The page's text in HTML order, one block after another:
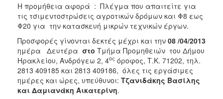
ΑΝΘΕΚΤΙΚΗ
ΠΟΛΗ
Η προμήθεια αφορά : Πλέγμα που απαιτείτε για
τις τσιμεντοστρώσεις αγροτικών δρόμων και Φ8 εως
Φ20 για την κατασκευή μικρών τεχνικών έργων.
Προσφορές γίνονται δεκτές μέχρι και την 08 /04/2013
ημέρα Δευτέρα στο Τμήμα Προμηθειών του Δήμου
Ηρακλείου, Ανδρόγεω 2, 4ος όροφος, Τ.Κ. 71202, τηλ.
2813 409185 και 2813 409186, όλες τις εργάσιμες
ημέρες και ώρες, υπεύθυνοι: Τζανιδάκης Βασίλης
και Δαμιανάκη Αικατερίνη.